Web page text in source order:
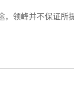
领峰并不保证